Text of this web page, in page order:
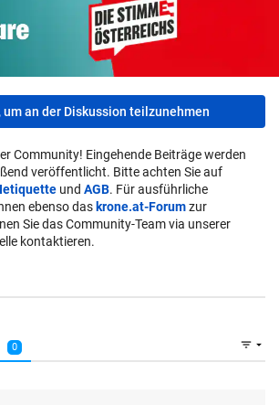
um an der Diskussion teilzunehmen
Community! Eingehende Beiträge werden
veröffentlicht. Bitte achten Sie auf
und AGB. Für ausführliche
ebenso das krone.at-Forumzur
Sie das Community-Team via unserer
kontaktieren.